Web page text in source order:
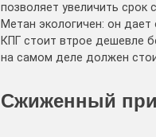
позволяет увеличить срок
Метан экологичен: он
КПГ стоит втрое дешевле
на самом деле должен
Сжиженный